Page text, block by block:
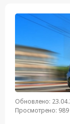
Обновлено:
Просмотрено: 989